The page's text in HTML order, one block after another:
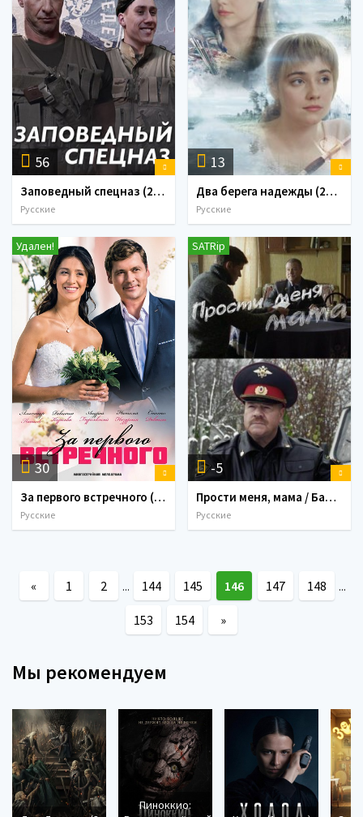
56
Заповедный спецназ (2019) Сериал 1,2,3,4,5,6,7,8 серия
Русские
13
Два берега надежды (2019) Сериал 1,2,3,4 серия
Русские
30
Удален!
За первого встречного (2019) Сериал 1,2,3,4,5,6,7,8,9,10,11,12 серия
Русские
-5
SATRip
Прости меня, мама / Бандит (2014)
Русские
« 1 2 ... 144 145 146 147 148 ...
153 154 »
Мы рекомендуем
Пиноккио: